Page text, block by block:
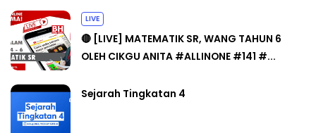
LIVE
🔴 [LIVE] MATEMATIK SR, WANG TAHUN 6
OLEH CIKGU ANITA #ALLINONE #141 #...
Sejarah Tingkatan 4